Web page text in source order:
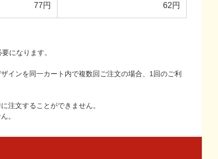
77円 62円
になります。
インを同一カート内で複数回ご注文の場合、1回のご利
注文することができません。
。